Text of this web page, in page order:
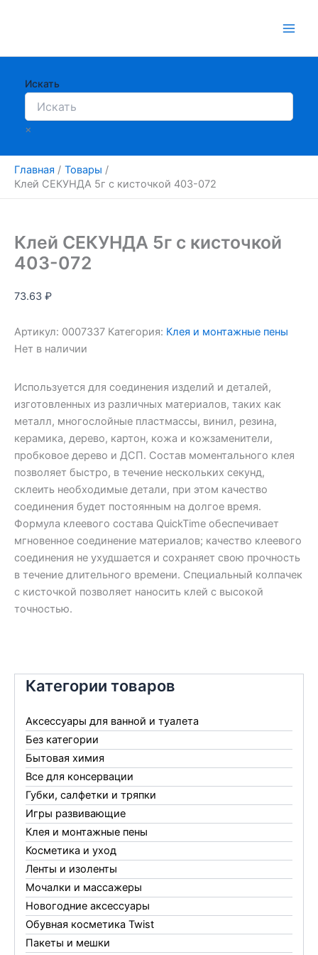
Искать
×
Главная
Товары
Клей СЕКУНДА 5г с кисточкой 403-072
Категории товаров
Аксессуары для ванной и туалета
Без категории
Бытовая химия
Все для консервации
Губки, салфетки и тряпки
Игры развивающие
Клея и монтажные пены
Косметика и уход
Ленты и изоленты
Мочалки и массажеры
Новогодние аксессуары
Обувная косметика Twist
Пакеты и мешки
Клей СЕКУНДА 5г с кисточкой
403-072
73.63 ₽
Артикул: 0007337 Категория: Клея и монтажные пены
Нет в наличии
Используется для соединения изделий и деталей,
изготовленных из различных материалов, таких как
металл, многослойные пластмассы, винил, резина,
керамика, дерево, картон, кожа и кожзаменители,
пробковое дерево и ДСП. Состав моментального клея
позволяет быстро, в течение нескольких секунд,
склеить необходимые детали, при этом качество
соединения будет постоянным на долгое время.
Формула клеевого состава QuickTime обеспечивает
мгновенное соединение материалов; качество клеевого
соединения не ухудшается и сохраняет свою прочность
в течение длительного времени. Специальный колпачек
с кисточкой позволяет наносить клей с высокой
точностью.